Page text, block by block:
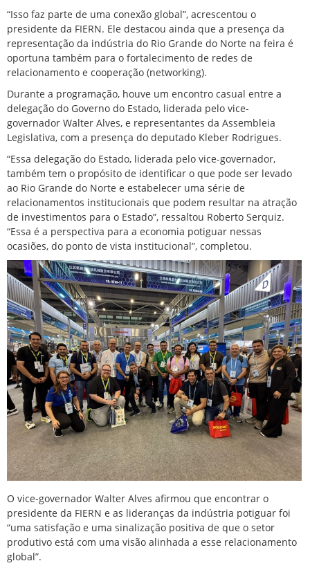
“Isso faz parte de uma conexão global”, acrescentou o
presidente da FIERN. Ele destacou ainda que a presença da
representação da indústria do Rio Grande do Norte na feira é
oportuna também para o fortalecimento de redes de
relacionamento e cooperação (networking).
Durante a programação, houve um encontro casual entre a
delegação do Governo do Estado, liderada pelo vice-
governador Walter Alves, e representantes da Assembleia
Legislativa, com a presença do deputado Kleber Rodrigues.
“Essa delegação do Estado, liderada pelo vice-governador,
também tem o propósito de identificar o que pode ser levado
ao Rio Grande do Norte e estabelecer uma série de
relacionamentos institucionais que podem resultar na atração
de investimentos para o Estado”, ressaltou Roberto Serquiz.
“Essa é a perspectiva para a economia potiguar nessas
ocasiões, do ponto de vista institucional”, completou.
O vice-governador Walter Alves afirmou que encontrar o
presidente da FIERN e as lideranças da indústria potiguar foi
“uma satisfação e uma sinalização positiva de que o setor
produtivo está com uma visão alinhada a esse relacionamento
global”.